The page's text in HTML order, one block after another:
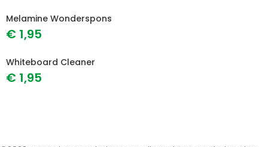
Melamine Wonderspons
€ 1,95
Whiteboard Cleaner
€ 1,95